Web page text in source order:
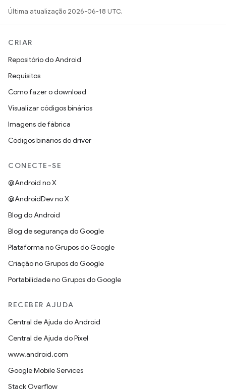
Última atualização 2026-06-18 UTC.
CRIAR
Repositório do Android
Requisitos
Como fazer o download
Visualizar códigos binários
Imagens de fábrica
Códigos binários do driver
CONECTE-SE
@Android no X
@AndroidDev no X
Blog do Android
Blog de segurança do Google
Plataforma no Grupos do Google
Criação no Grupos do Google
Portabilidade no Grupos do Google
RECEBER AJUDA
Central de Ajuda do Android
Central de Ajuda do Pixel
www.android.com
Google Mobile Services
Stack Overflow